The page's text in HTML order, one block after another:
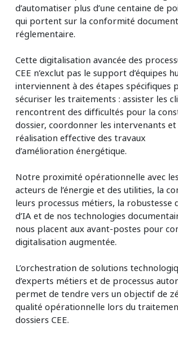
d’automatiser plus d’une centaine de
qui portent sur la conformité
réglementaire.
Cette digitalisation avancée des
CEE n’exclut pas le support d’équipes
interviennent à des étapes spécifiques
sécuriser les traitements : assister les
rencontrent des difficultés pour la
dossier, coordonner les intervenants
réalisation effective des travaux
d’amélioration énergétique.
Notre proximité opérationnelle avec
acteurs de l’énergie et des utilities, la
leurs processus métiers, la robustesse
d’IA et de nos technologies
nous placent aux avant-postes pour
digitalisation augmentée.
L’orchestration de solutions
d’experts métiers et de processus
permet de tendre vers un objectif de
qualité opérationnelle lors du
dossiers CEE.